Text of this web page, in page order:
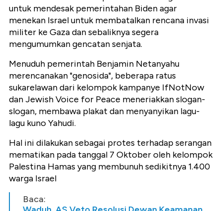
untuk mendesak pemerintahan Biden agar
menekan Israel untuk membatalkan rencana invasi
militer ke Gaza dan sebaliknya segera
mengumumkan gencatan senjata.
Menuduh pemerintah Benjamin Netanyahu
merencanakan "genosida", beberapa ratus
sukarelawan dari kelompok kampanye IfNotNow
dan Jewish Voice for Peace meneriakkan slogan-
slogan, membawa plakat dan menyanyikan lagu-
lagu kuno Yahudi.
Hal ini dilakukan sebagai protes terhadap serangan
mematikan pada tanggal 7 Oktober oleh kelompok
Palestina Hamas yang membunuh sedikitnya 1.400
warga Israel
Baca: